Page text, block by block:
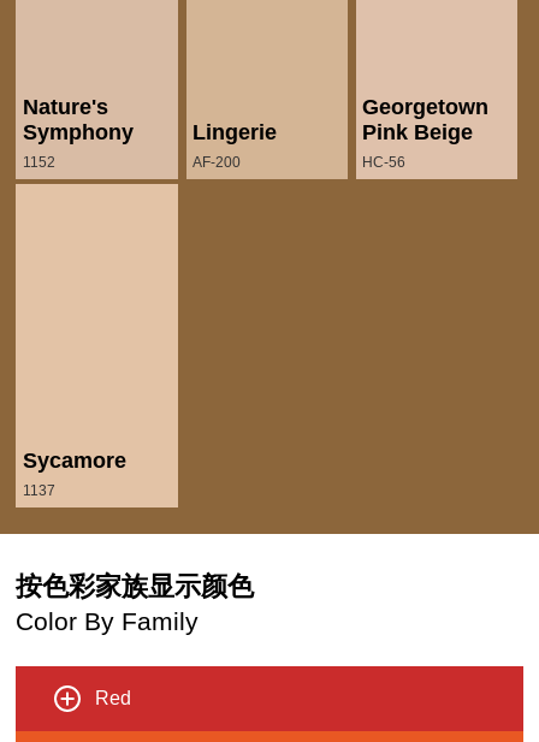
Nature's
Symphony
1152
Lingerie
AF-200
Georgetown
Pink Beige
HC-56
Sycamore
1137
按色彩家族显示颜色
Color By Family
Red